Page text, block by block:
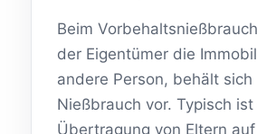
Beim
der Eigentümer die
andere Person, behält
Nießbrauch vor. Typisch ist
Übertragung von Eltern